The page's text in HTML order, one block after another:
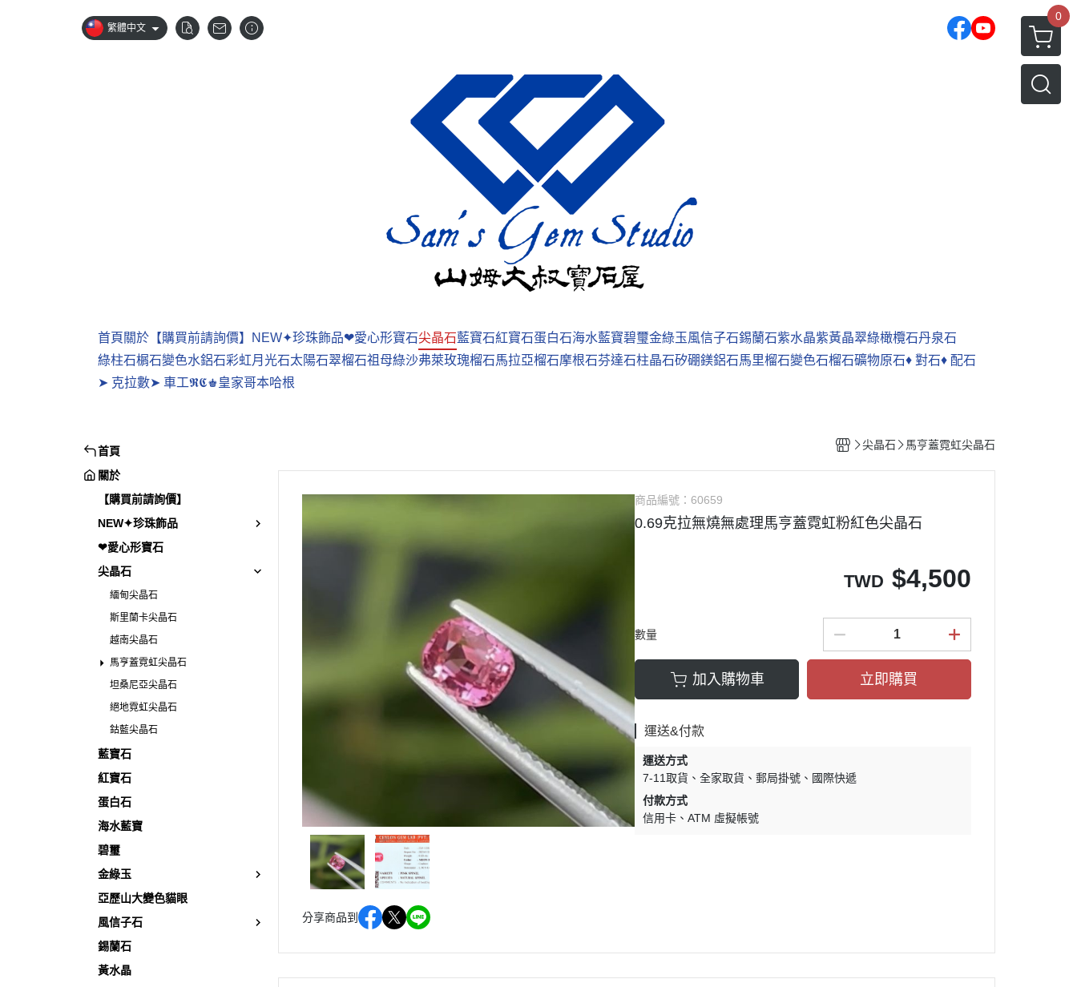
繁體中文
0
首頁 關於 【購買前請詢價】 NEW✦珍珠飾品❤愛心形寶石尖晶石藍寶石紅寶石蛋白石海水藍寶碧璽金綠玉風信子石錫蘭石紫水晶紫黃晶翠綠橄欖石丹泉石
綠柱石榍石變色水鋁石彩虹月光石太陽石翠榴石祖母綠沙弗萊玫瑰榴石馬拉亞榴石摩根石芬達石柱晶石矽硼鎂鋁石馬里榴石變色石榴石礦物原石♦︎ 對石♦︎ 配石
➤ 克拉數➤ 車工𝕽𝕮♚皇家哥本哈根
首頁
關於
【購買前請詢價】
NEW✦珍珠飾品
❤愛心形寶石
尖晶石
緬甸尖晶石
斯里蘭卡尖晶石
越南尖晶石
馬亨蓋霓虹尖晶石
坦桑尼亞尖晶石
絕地霓虹尖晶石
鈷藍尖晶石
藍寶石
紅寶石
蛋白石
海水藍寶
碧璽
金綠玉
亞歷山大變色貓眼
風信子石
錫蘭石
黃水晶
尖晶石 馬亨蓋霓虹尖晶石
分享商品到
商品編號： 60659
0.69克拉無燒無處理馬亨蓋霓虹粉紅色尖晶石
TWD $4,500
數量
加入購物車 立即購買
運送&付款
運送方式
7-11取貨
全家取貨 郵局掛號
國際快遞
付款方式
信用卡
ATM 虛擬帳號